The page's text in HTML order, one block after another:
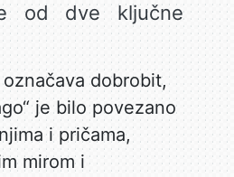
od dve ključne
dobrobit,
je bilo povezano
i pričama,
mirom i